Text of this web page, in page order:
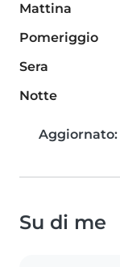
Mattina
Pomeriggio
Sera
Notte
Aggiornato:
Su di me